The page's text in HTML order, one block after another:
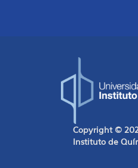
Copyright ©
Instituto de